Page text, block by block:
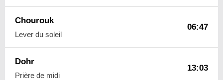
Chourouk
Lever du soleil
06:47
Dohr
Prière de midi
13:03